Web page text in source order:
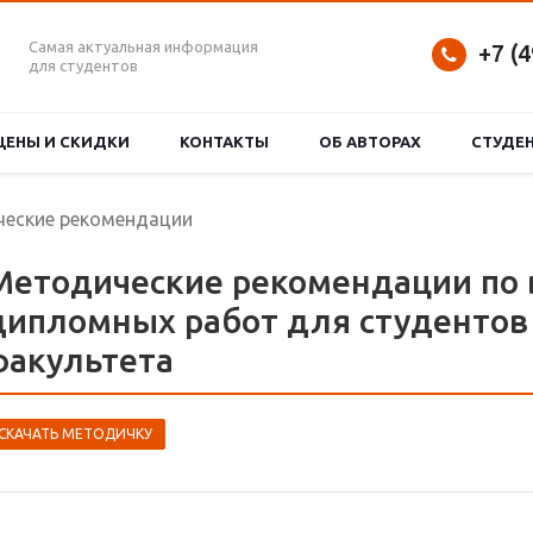
Самая актуальная информация
для студентов
+7
И СКИДКИ КОНТАКТЫ ОБ АВТОРАХ
рекомендации
рекомендации
работ для студентов
МЕТОДИЧКУ